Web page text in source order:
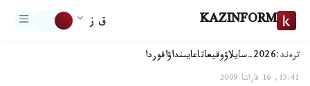
KAZINFORM ق ز
ترەند:2026-سايلاۋ وقيعاتاعايىنداۋاقوردا
15:41, 16 قاراشا 2009